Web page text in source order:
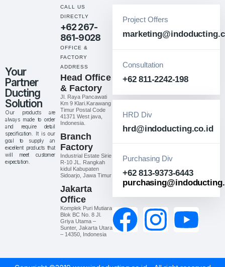
Your
Partner
Ducting
Solution
Our products are
always made to order
and require detail
specification. It is our
goal to supply an
excellent products that
will meet customer
expectation.
CALL US
DIRECTLY
+62 267-
861-9028
OFFICE &
FACTORY
ADDRESS
Head Office
& Factory
Jl. Raya Pancawati
Km 9 Klari.Karawang
Timur Postal Code
41371 West java,
Indonesia.
Branch
Factory
Industrial Estate Sirie
R-10 JL. Rangkah
kidul Kabupaten
Sidoarjo, Jawa Timur
Jakarta
Office
Komplek Puri Mutiara
Blok BC No. 8 Jl.
Griya Utama –
Sunter, Jakarta Utara
– 14350, Indonesia
Project Offers
Consultation
+62 811-2242-198
HRD Div
hrd@indoducting.co.id
Purchasing Div
+62 813-9373-6443